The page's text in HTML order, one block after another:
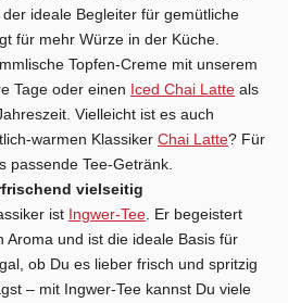
ideale Begleiter für gemütliche
für mehr Würze in der Küche.
Topfen-Creme mit unserem
Tage oder einen Iced Chai Latte als
Vielleicht ist es auch
warmen Klassiker Chai Latte? Für
passende Tee-Getränk.
vielseitig
ist Ingwer-Tee . Er begeistert
Aroma und ist die ideale Basis für
ob Du es lieber frisch und spritzig
– mit Ingwer-Tee kannst Du viele